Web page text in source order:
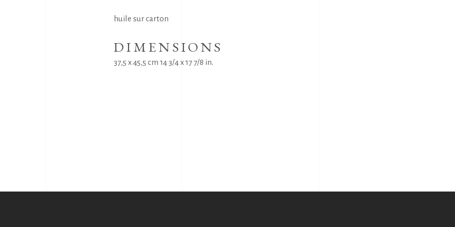
huile sur carton
DIMENSIONS
37,5 x 45,5 cm 14 3/4 x 17 7/8 in.